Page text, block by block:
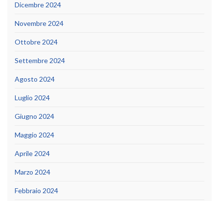
Dicembre 2024
Novembre 2024
Ottobre 2024
Settembre 2024
Agosto 2024
Luglio 2024
Giugno 2024
Maggio 2024
Aprile 2024
Marzo 2024
Febbraio 2024